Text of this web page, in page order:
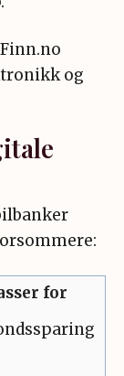
og
for